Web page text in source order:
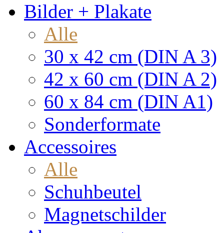
Bilder + Plakate
Alle
30 x 42 cm (DIN A 3)
42 x 60 cm (DIN A 2)
60 x 84 cm (DIN A1)
Sonderformate
Accessoires
Alle
Schuhbeutel
Magnetschilder